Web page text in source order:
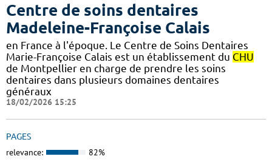
Centre de soins dentaires
Madeleine-Françoise Calais
en France à l'époque. Le Centre de Soins Dentaires
Marie-Françoise Calais est un établissement du CHU
de Montpellier en charge de prendre les soins
dentaires dans plusieurs domaines dentaires
généraux
18/02/2026 15:25
PAGES
relevance: 82%